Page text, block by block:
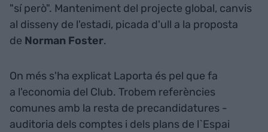
"sí però". Manteniment del projecte global, canvis
al disseny de l'estadi, picada d'ull a la proposta
de Norman Foster.
On més s'ha explicat Laporta és pel que fa
a l'economia del Club. Trobem referències
comunes amb la resta de precandidatures -
auditoria dels comptes i dels plans de l`Espai